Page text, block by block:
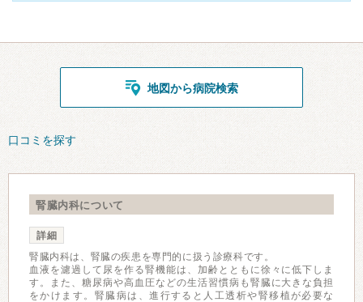
地図から病院検索
口コミを探す
腎臓内科について
詳細
腎臓内科は、腎臓の疾患を専門的に扱う診療科です。
血液を濾過して尿を作る腎機能は、加齢とともに徐々に低下しま
す。また、糖尿病や高血圧などの生活習慣病も腎臓に大きな負担
をかけます。腎臓病は、進行すると人工透析や腎移植が必要な